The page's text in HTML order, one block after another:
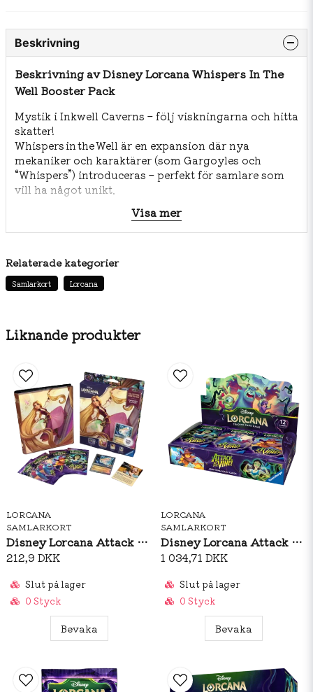
Liknande produkter
LORCANA
SAMLARKORT
Disney Lorcana Attack of The Vine Collection Starter Set
212,9 DKK
Slut på lager
0 Styck
Bevaka
LORCANA
SAMLARKORT
Disney Lorcana Attack of The Vine Booster Box
1 034,71 DKK
Slut på lager
0 Styck
Bevaka
Beskrivning
Beskrivning av Disney Lorcana Whispers In The
Well Booster Pack
Mystik i Inkwell Caverns – följ viskningarna och hitta
skatter!
Whispers in the Well är en expansion där nya
mekaniker och karaktärer (som Gargoyles och
“Whispers”) introduceras – perfekt för samlare som
vill ha något unikt.
🔹 Innehåll per Booster Pack:
eller högre, 1 foilkort.
Lanseringsdatum: ca 14 november 2025.
Introducerar nya teman och karaktärs‑typer –
perfekt för dig som vill expandera din lek i nya
En spännande öppning varje gång – chansen till foil
och sällsynta kort gör packen värdefulla.
Särskilt lämplig för samlare som vill ligga i framkant
med nyutgåvor.
Visa mer
Relaterade kategorier
Samlarkort Lorcana